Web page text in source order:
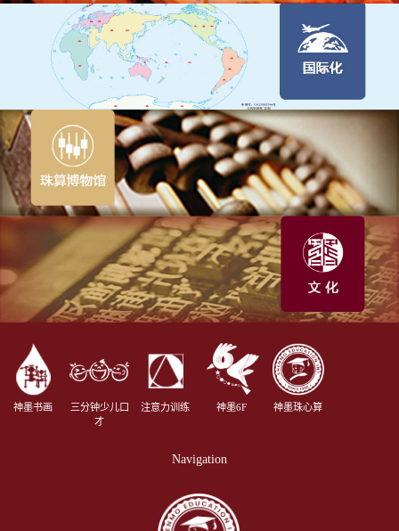
神墨书画
三分钟少儿口
才
注意力训练 神墨6F 神墨珠心算
Navigation